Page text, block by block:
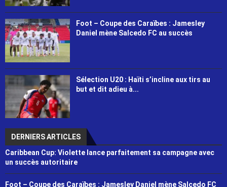
Foot – Coupe des Caraïbes : Jamesley
Daniel mène Salcedo FC au succès
Sélection U20 : Haïti s’incline aux tirs au
but et dit adieu à...
DERNIERS ARTICLES
Caribbean Cup: Violette lance parfaitement sa campagne avec
un succès autoritaire
Foot – Coupe des Caraïbes : Jamesley Daniel mène Salcedo FC